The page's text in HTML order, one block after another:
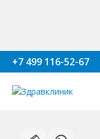
+7 499 116-52-67